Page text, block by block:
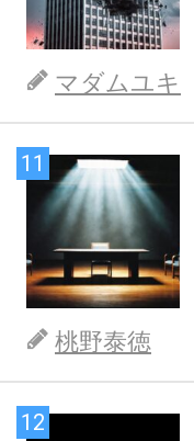
マダムユキ
11
桃野泰徳
12